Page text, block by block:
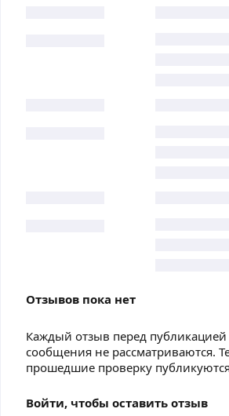
Отзывов пока нет
Каждый отзыв перед
сообщения не рассматриваются.
прошедшие проверку публикуются
Войти, чтобы оставить отзыв